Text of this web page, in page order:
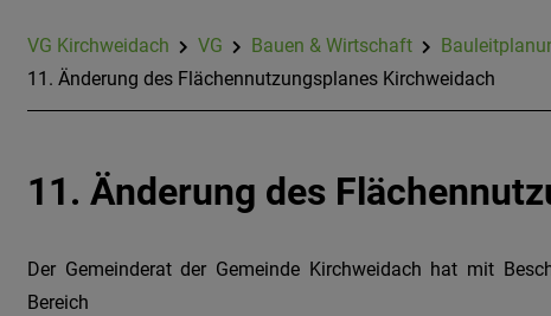
VG Kirchweidach VG Bauen & Wirtschaft
11. Änderung des Flächennutzungsplanes Kirchweidach
11. Änderung des
Der Gemeinderat der Gemeinde Kirchweidach hat mit
Bereich